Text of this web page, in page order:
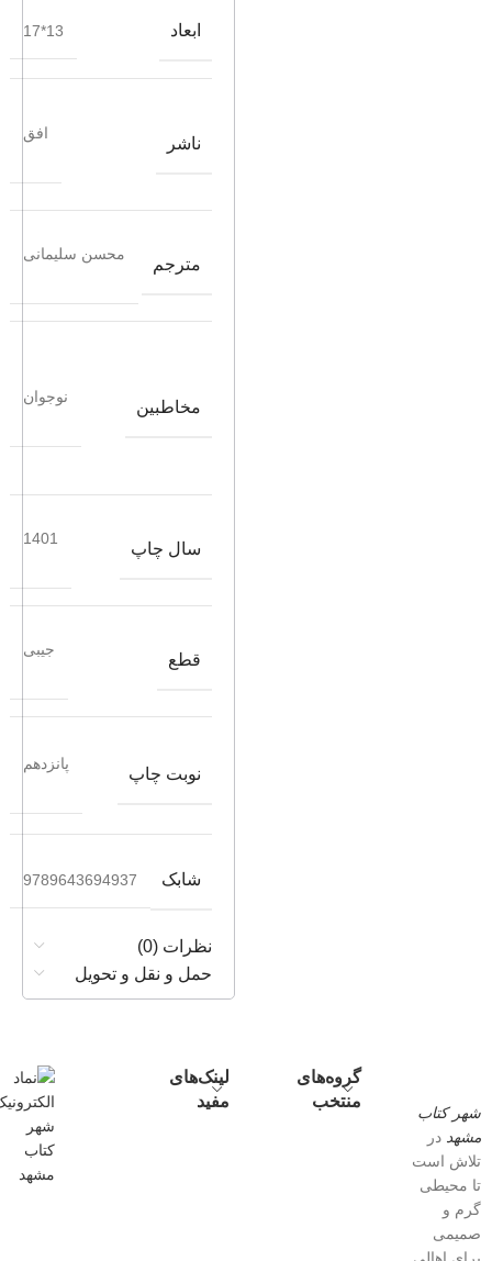
ابعاد 13*17
ناشر
افق
مترجم
محسن سلیمانی
مخاطبین
نوجوان
سال چاپ
1401
قطع
جیبی
نوبت چاپ
پانزدهم
شابک 9789643694937
نظرات (0)
حمل و نقل و تحویل
شهر کتاب
مشهد در
تلاش است
تا محیطی
گرم و
صمیمی
گروه‌های
منتخب
لینک‌های
مفید